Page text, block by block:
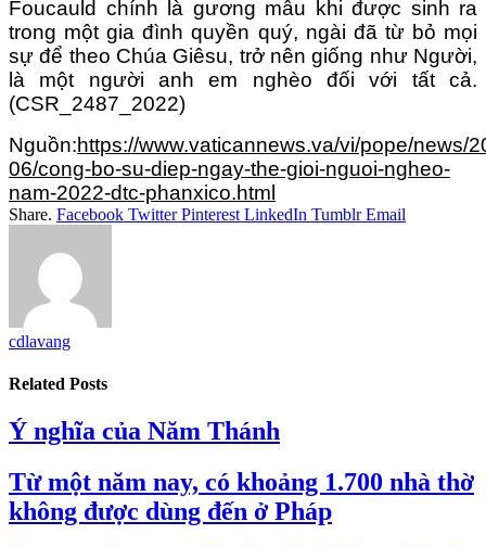
Foucauld chính là gương mẫu khi được sinh ra
trong một gia đình quyền quý, ngài đã từ bỏ mọi
sự để theo Chúa Giêsu, trở nên giống như Người,
là một người anh em nghèo đối với tất cả.
(CSR_2487_2022)
Nguồn:https://www.vaticannews.va/vi/pope/news/
06/cong-bo-su-diep-ngay-the-gioi-nguoi-ngheo-
nam-2022-dtc-phanxico.html
Share. Facebook Twitter Pinterest LinkedIn Tumblr Email
cdlavang
Related Posts
Ý nghĩa của Năm Thánh
Từ một năm nay, có khoảng 1.700 nhà thờ
không được dùng đến ở Pháp